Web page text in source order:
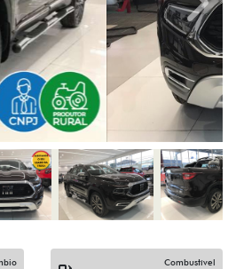
Next
Combustível